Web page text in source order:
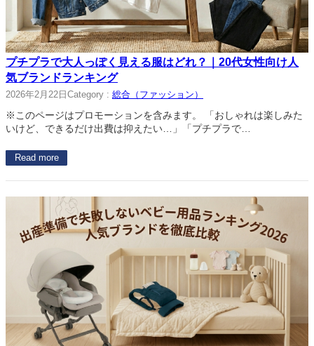
プチプラで大人っぽく見える服はどれ？｜20代女性向け人
気ブランドランキング
2026年2月22日 Category : 総合（ファッション）
※このページはプロモーションを含みます。 「おしゃれは楽しみた
いけど、できるだけ出費は抑えたい…」「プチプラで…
Read more